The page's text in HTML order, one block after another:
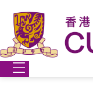
content